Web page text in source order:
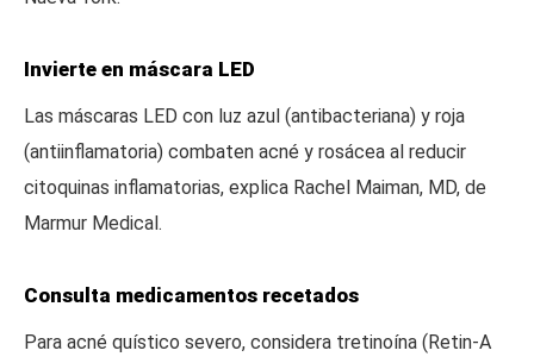
Invierte en máscara LED
Las máscaras LED con luz azul (antibacteriana) y roja
(antiinflamatoria) combaten acné y rosácea al reducir
citoquinas inflamatorias, explica Rachel Maiman, MD, de
Marmur Medical.
Consulta medicamentos recetados
Para acné quístico severo, considera tretinoína (Retin-A